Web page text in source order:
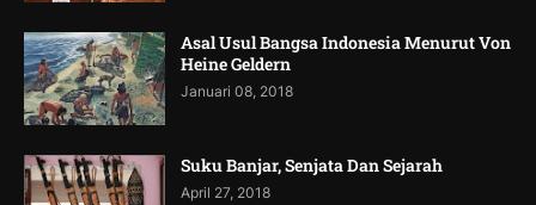
Asal Usul Bangsa Indonesia Menurut Von
Heine Geldern
Januari 08, 2018
Suku Banjar, Senjata Dan Sejarah
April 27, 2018